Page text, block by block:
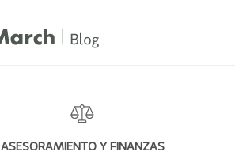
ASESORAMIENTO Y FINANZAS